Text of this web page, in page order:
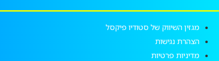
מגזין השיווק של סטודיו פיקסל
הצהרת נגישות
מדיניות פרטיות